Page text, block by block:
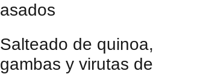
asados
Salteado de quinoa,
gambas y virutas de